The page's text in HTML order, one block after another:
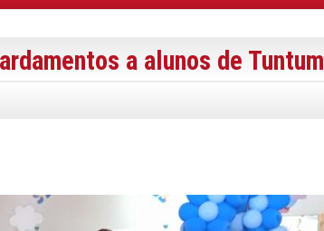
a alunos de Tuntum